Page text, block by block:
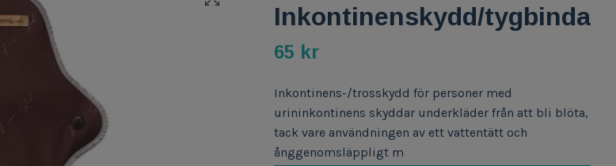
Inkontinenskydd/tygbinda
65 kr
Inkontinens-/trosskydd för personer med
urininkontinens skyddar underkläder från att bli blöta,
tack vare användningen av ett vattentätt och
ånggenomsläppligt m